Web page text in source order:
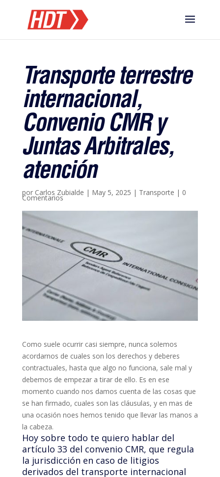
Transporte terrestre
internacional,
Convenio CMR y
Juntas Arbitrales,
atención
por Carlos Zubialde | May 5, 2025 | Transporte | 0
Comentarios
Como suele ocurrir casi siempre, nunca solemos
acordarnos de cuales son los derechos y deberes
contractuales, hasta que algo no funciona, sale mal y
debemos de empezar a tirar de ello. Es en ese
momento cuando nos damos cuenta de las cosas que
se han firmado, cuales son las cláusulas, y en mas de
una ocasión noes hemos tenido que llevar las manos a
la cabeza.
Hoy sobre todo te quiero hablar del
artículo 33 del convenio CMR, que regula
la jurisdicción en caso de litigios
derivados del transporte internacional